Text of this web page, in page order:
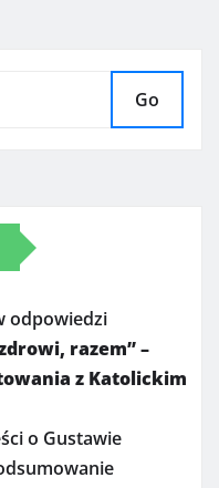
Go
odpowiedzi
razem” –
z Katolickim
o Gustawie